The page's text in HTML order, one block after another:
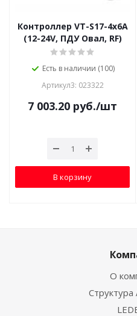
Контроллер VT-S17-4x6A
(12-24V, ПДУ Овал, RF)
Есть в наличии (100)
Артикул3: 023322
7 003.20 руб./шт
В корзину
О
Структура